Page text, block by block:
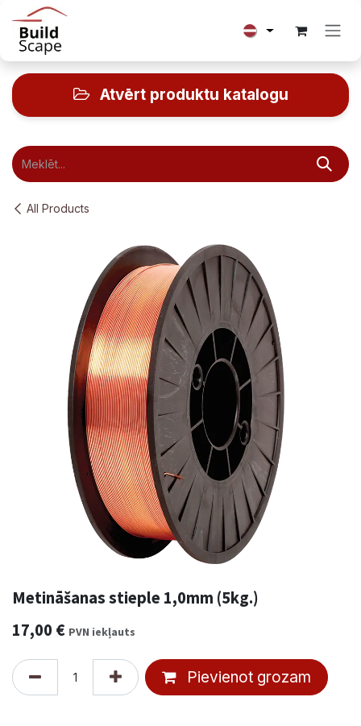
Skip to Content
Atvērt produktu katalogu
All Products
Metināšanas stieple 1,0mm (5kg.)
17,00 € PVN iekļauts
Pievienot grozam